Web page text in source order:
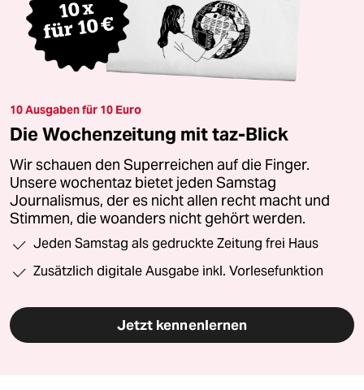
10 Ausgaben für 10 Euro
Die Wochenzeitung mit taz-Blick
Wir schauen den Superreichen auf die Finger.
Unsere wochentaz bietet jeden Samstag
Journalismus, der es nicht allen recht macht und
Stimmen, die woanders nicht gehört werden.
Jeden Samstag als gedruckte Zeitung frei Haus
Zusätzlich digitale Ausgabe inkl. Vorlesefunktion
Jetzt kennenlernen